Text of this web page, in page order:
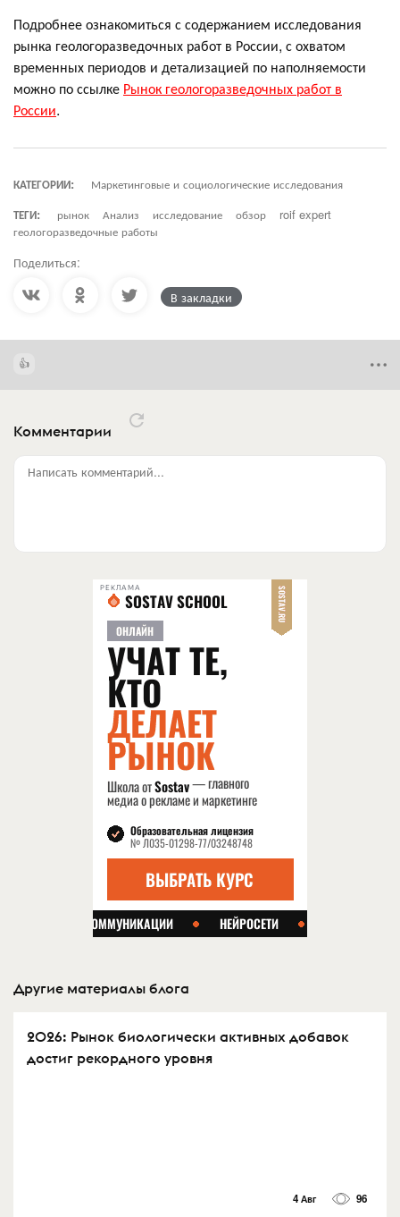
Подробнее ознакомиться с содержанием исследования
рынка геологоразведочных работ в России, с охватом
временных периодов и детализацией по наполняемости
можно по ссылке Рынок геологоразведочных работ в
России.
КАТЕГОРИИ:
Маркетинговые и социологические исследования
ТЕГИ:
рынок Анализ исследование обзор
roif expert
геологоразведочные работы
Поделиться:
В закладки
Комментарии
Написать комментарий...
РЕКЛАМА
Другие материалы блога
2026: Рынок биологически активных добавок
достиг рекордного уровня
4 Авг 96